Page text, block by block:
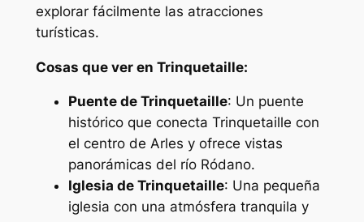
explorar fácilmente las atracciones
turísticas.
Cosas que ver en Trinquetaille:
Puente de Trinquetaille: Un puente
histórico que conecta Trinquetaille con
el centro de Arles y ofrece vistas
panorámicas del río Ródano.
Iglesia de Trinquetaille: Una pequeña
iglesia con una atmósfera tranquila y